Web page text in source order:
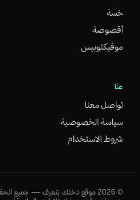
خسة
أقصوصة
موفيكتوبيس
عنّا
تواصل معنا
سياسة الخصوصية
شروط الاستخدام
©
2026 موقع دخلك بتعرف — جميع